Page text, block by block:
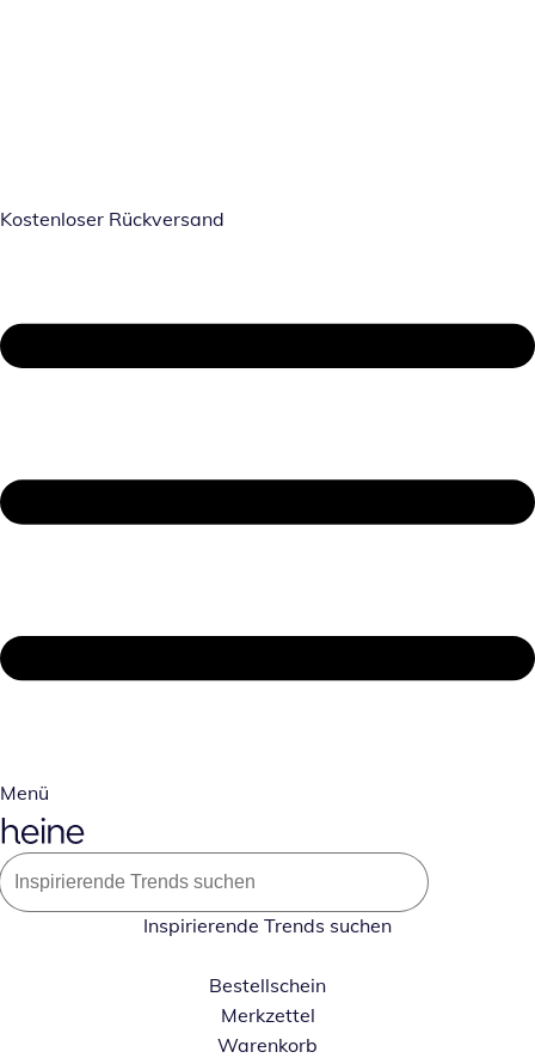
Kostenloser Rückversand
Menü
Inspirierende Trends suchen
Bestellschein
Merkzettel
Warenkorb